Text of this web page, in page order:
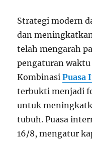
Strategi modern
dan
telah mengarah
pengaturan
KombinasiPuasa
terbukti menjadi
untuk
tubuh. Puasa
16/8, mengatur